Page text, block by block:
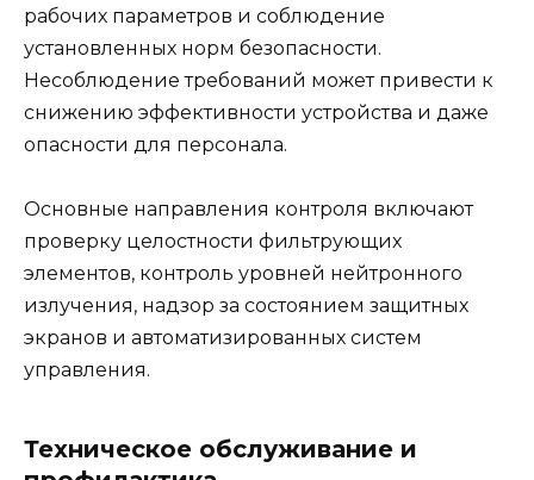
рабочих параметров и соблюдение
установленных норм безопасности.
Несоблюдение требований может привести к
снижению эффективности устройства и даже
опасности для персонала.
Основные направления контроля включают
проверку целостности фильтрующих
элементов, контроль уровней нейтронного
излучения, надзор за состоянием защитных
экранов и автоматизированных систем
управления.
Техническое обслуживание и